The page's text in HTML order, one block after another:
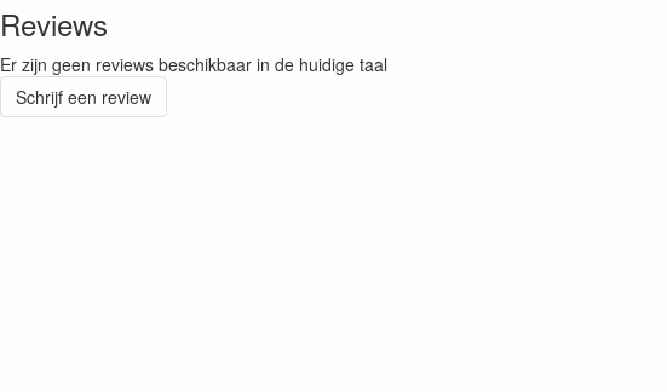
Reviews
Er zijn geen reviews beschikbaar in de huidige taal
Schrijf een review